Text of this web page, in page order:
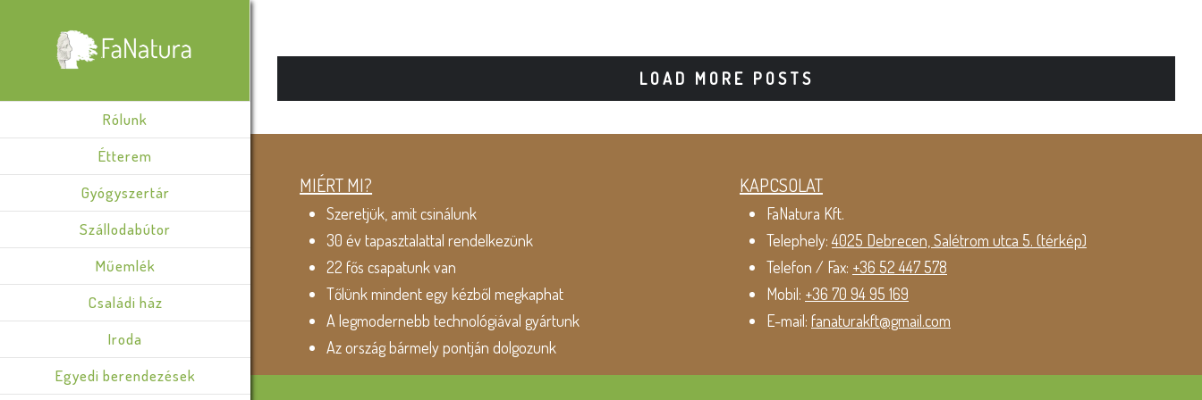
Rólunk
Étterem
Gyógyszertár
Szállodabútor
Műemlék
Családi ház
Iroda
Egyedi berendezések
LOAD MORE POSTS
MIÉRT MI?
Szeretjük, amit csinálunk
30 év tapasztalattal rendelkezünk
22 fős csapatunk van
Tőlünk mindent egy kézből megkaphat
A legmodernebb technológiával gyártunk
Az ország bármely pontján dolgozunk
KAPCSOLAT
FaNatura Kft.
Telephely:4025 Debrecen, Salétrom utca 5. (térkép)
Telefon / Fax: +36 52 447 578
Mobil: +36 70 94 95 169
E-mail: fanaturakft@gmail.com